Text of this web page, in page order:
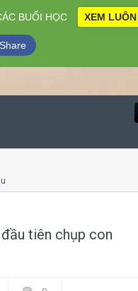
tiên chụp con
BUỔI HỌC XEM LUÔN
Share